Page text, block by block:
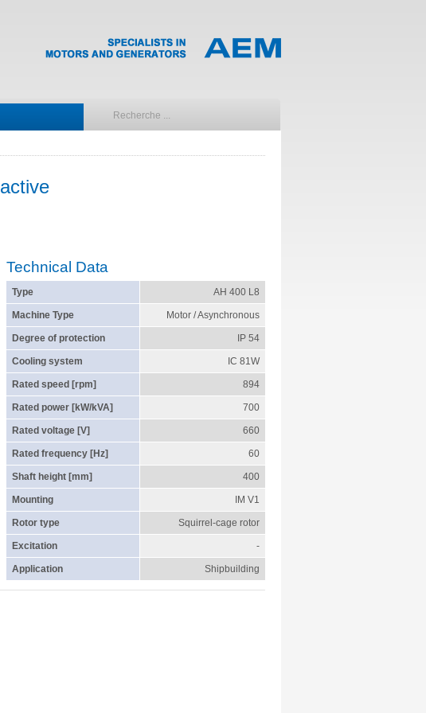
Technical Data
Type AH 400 L8
Machine Type Motor / Asynchronous
Degree of protection IP 54
Cooling system IC 81W
Rated speed [rpm] 894
Rated power [kW/kVA] 700
Rated voltage [V] 660
Rated frequency [Hz] 60
Shaft height [mm] 400
Mounting IM V1
Rotor type Squirrel-cage rotor
Excitation -
Application Shipbuilding